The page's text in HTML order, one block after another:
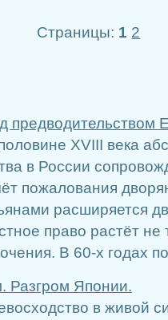
Страницы: 1 2
предводительством
XVIII века
в России
пожалования
расширяется
право растёт не
В 60-х годах
Японии.
в живой